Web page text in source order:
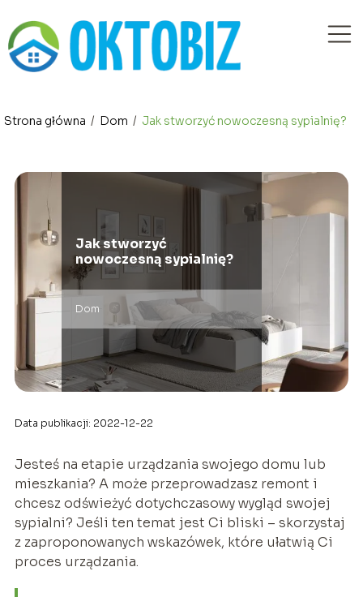
Strona główna / Dom / Jak stworzyć nowoczesną sypialnię?
Jak stworzyć
nowoczesną sypialnię?
Dom
Data publikacji: 2022-12-22
Jesteś na etapie urządzania swojego domu lub
mieszkania? A może przeprowadzasz remont i
chcesz odświeżyć dotychczasowy wygląd swojej
sypialni? Jeśli ten temat jest Ci bliski – skorzystaj
z zaproponowanych wskazówek, które ułatwią Ci
proces urządzania.